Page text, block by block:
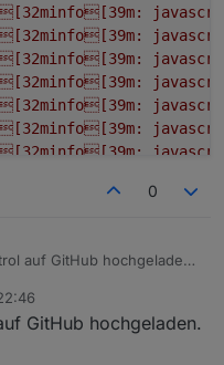
[32minfo[39m:
[32minfo[39m:
[32minfo[39m:
[32minfo[39m:
0
auf GitHub hochgeladen.
Objekte ohne
der Autonomiezeit die
Script kopierst und
GitHub hochgeladen.